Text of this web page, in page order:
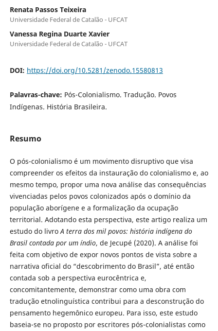
Renata Passos Teixeira
Universidade Federal de Catalão - UFCAT
Vanessa Regina Duarte Xavier
Universidade Federal de Catalão - UFCAT
DOI: https://doi.org/10.5281/zenodo.15580813
Palavras-chave: Pós-Colonialismo. Tradução. Povos
Indígenas. História Brasileira.
Resumo
O pós-colonialismo é um movimento disruptivo que visa
compreender os efeitos da instauração do colonialismo e, ao
mesmo tempo, propor uma nova análise das consequências
vivenciadas pelos povos colonizados após o domínio da
população aborígene e a formalização da ocupação
territorial. Adotando esta perspectiva, este artigo realiza um
estudo do livroA terra dos mil povos: história indígena do
Brasil contada por um índio, de Jecupé (2020). A análise foi
feita com objetivo de expor novos pontos de vista sobre a
narrativa oficial do “descobrimento do Brasil”, até então
contada sob a perspectiva eurocêntrica e,
concomitantemente, demonstrar como uma obra com
tradução etnolinguística contribui para a desconstrução do
pensamento hegemônico europeu. Para isso, este estudo
baseia-se no proposto por escritores pós-colonialistas como